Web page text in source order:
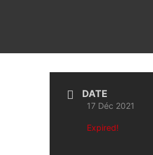
DATE
17 Déc 2021
Expired!